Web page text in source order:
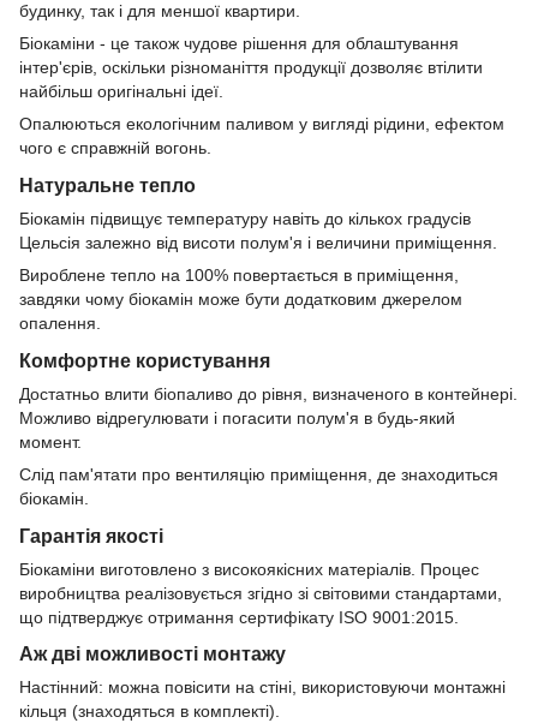
будинку, так і для меншої квартири.
Біокаміни - це також чудове рішення для облаштування
інтер'єрів, оскільки різноманіття продукції дозволяє втілити
найбільш оригінальні ідеї.
Опалюються екологічним паливом у вигляді рідини, ефектом
чого є справжній вогонь.
Натуральне тепло
Біокамін підвищує температуру навіть до кількох градусів
Цельсія залежно від висоти полум'я і величини приміщення.
Вироблене тепло на 100% повертається в приміщення,
завдяки чому біокамін може бути додатковим джерелом
опалення.
Комфортне користування
Достатньо влити біопаливо до рівня, визначеного в контейнері.
Можливо відрегулювати і погасити полум'я в будь-який
момент.
Слід пам'ятати про вентиляцію приміщення, де знаходиться
біокамін.
Гарантія якості
Біокаміни виготовлено з високоякісних матеріалів. Процес
виробництва реалізовується згідно зі світовими стандартами,
що підтверджує отримання сертифікату ISO 9001:2015.
Аж дві можливості монтажу
Настінний: можна повісити на стіні, використовуючи монтажні
кільця (знаходяться в комплекті).